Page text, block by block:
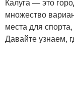
множество
места для
Давайте узнаем,